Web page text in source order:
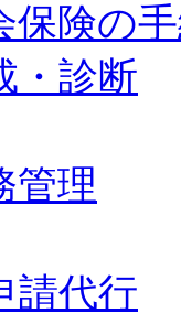
保険の
・診断
管理
請代行